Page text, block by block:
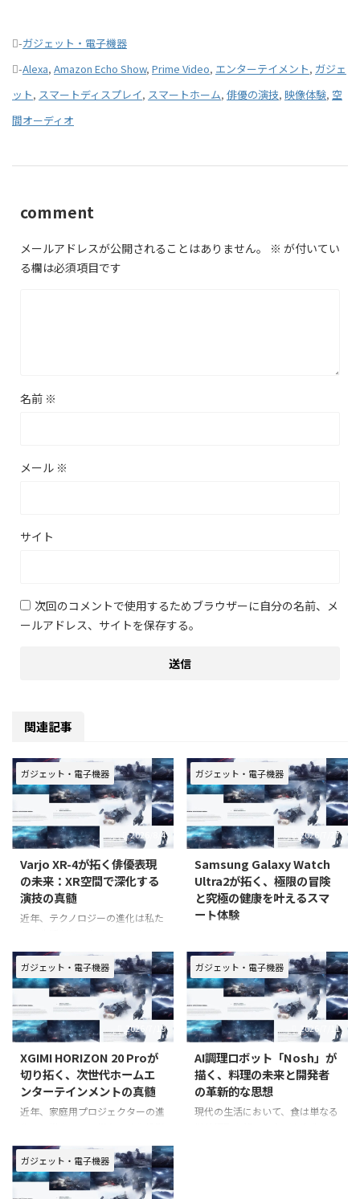
-ガジェット・電子機器
-Alexa, Amazon Echo Show, Prime Video, エンターテイメント, ガジェ
ット, スマートディスプレイ, スマートホーム, 俳優の演技, 映像体験, 空
間オーディオ
comment
メールアドレスが公開されることはありません。 ※ が付いてい
る欄は必須項目です
名前 ※
メール ※
サイト
次回のコメントで使用するためブラウザーに自分の名前、メ
ールアドレス、サイトを保存する。
関連記事
ガジェット・電子機器
2026/8/4
Varjo XR-4が拓く俳優表現
の未来：XR空間で深化する
演技の真髄
近年、テクノロジーの進化は私た
インメントのあり方にも大きな変
革をもたらしています。特に、
VR（仮想現実）、AR（拡張現
実）、MR（複合現実）といった
XR（クロスリアリティ）技術
は、映画や演劇、ライブパフォー
マン
ガジェット・電子機器
2026/7/27
Samsung Galaxy Watch
Ultra2が拓く、極限の冒険
と究極の健康を叶えるスマ
ート体験
目覚ましく、私たちの日常に欠か
せない存在となりつつあります。
しかし、ただ単に通知を受け取っ
たり、歩数を記録するだけではな
い、真に革新的なデバイスを求め
ている方も多いのではないでしょ
うか。そんな期待に応えるべく、
ガジェット・電子機器
2026/7/19
XGIMI HORIZON 20 Proが
切り拓く、次世代ホームエ
ンターテインメントの真髄
近年、家庭用プロジェクターの進
装置の枠を超え、リビングを最先
端のエンターテインメント空間へ
と変貌させています。その中で
も、特に注目を集めているのが
ガジェット・電子機器
2026/7/11
AI調理ロボット「Nosh」が
描く、料理の未来と開発者
の革新的な思想
現代の生活において、食は単なる
ガジェット・電子機器